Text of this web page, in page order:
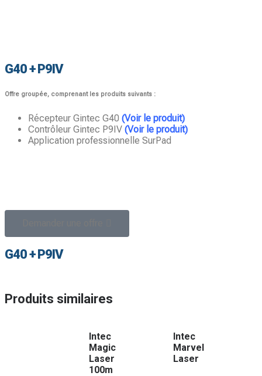
G40 + P9IV
Offre groupée, comprenant les produits suivants :
Récepteur Gintec G40 (Voir le produit)
Contrôleur Gintec P9IV (Voir le produit)
Application professionnelle SurPad
G40 + P9IV
Produits similaires
Intec
Magic
Laser
100m
Intec
Marvel
Laser